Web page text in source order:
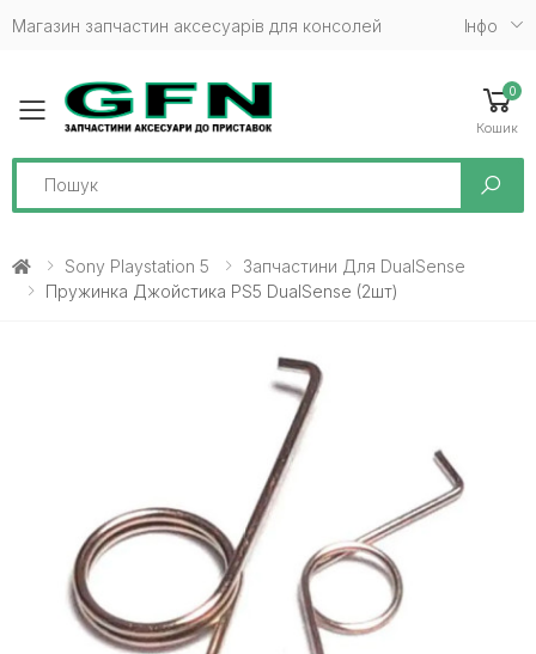
Магазин запчастин аксесуарів для консолей Iнфо
Toggle mobile menu
0
Кошик
Search
Sony Playstation 5
Запчастини Для DualSense
Пружинка Джойстика PS5 DualSense (2шт)